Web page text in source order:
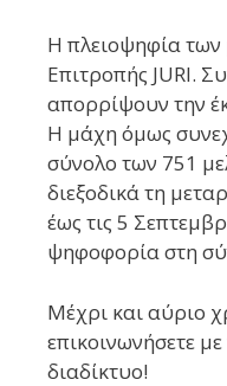
Η πλειοψηφία των
Επιτροπής JURI.
απορρίψουν την
Η μάχη όμως
σύνολο των 751
διεξοδικά τη
έως τις 5
ψηφοφορία στη
Μέχρι και αύριο
επικοινωνήσετε
διαδίκτυο!